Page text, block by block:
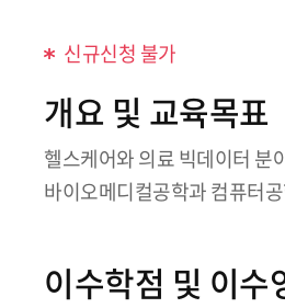
신규신청 불가
개요 및 교육목표
헬스케어와 의료 빅데이터 분
바이오메디컬공학과 컴퓨터
이수학점 및 이수